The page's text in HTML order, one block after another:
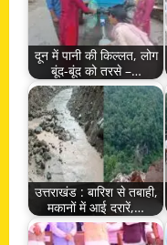
दून में पानी की किल्लत, लोग
बूंद-बूंद को तरसे –…
उत्तराखंड : बारिश से तबाही,
मकानों में आई दरारें,…